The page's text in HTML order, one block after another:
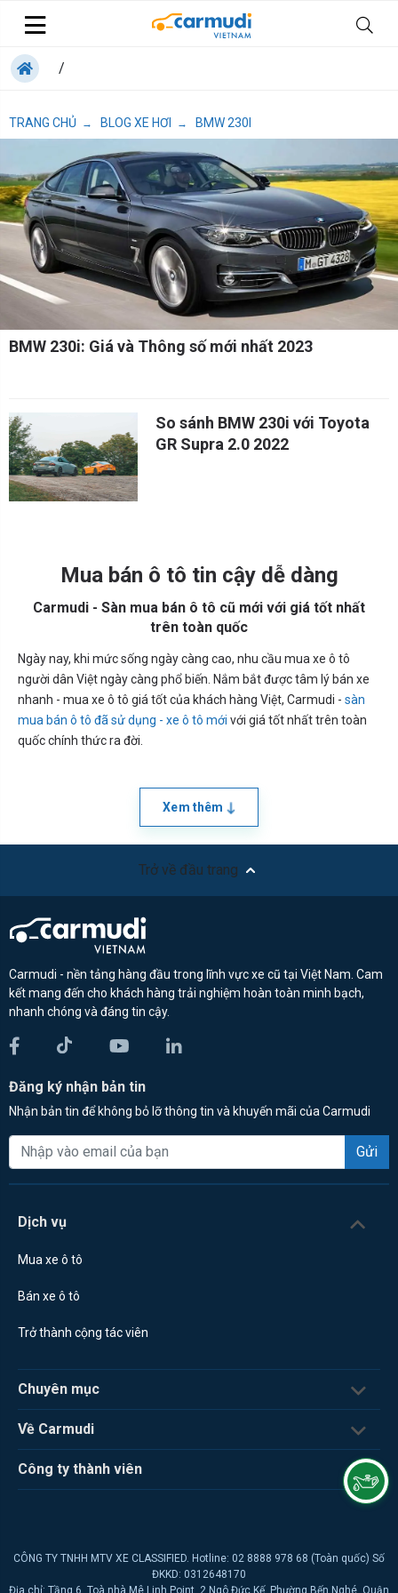
/
TRANG CHỦ → BLOG XE HƠI → BMW 230I
BMW 230i: Giá và Thông số mới nhất 2023
So sánh BMW 230i với Toyota
GR Supra 2.0 2022
Mua bán ô tô tin cậy dễ dàng
Carmudi - Sàn mua bán ô tô cũ mới với giá tốt nhất
trên toàn quốc
Ngày nay, khi mức sống ngày càng cao, nhu cầu mua xe ô tô
người dân Việt ngày càng phổ biến. Nắm bắt được tâm lý bán xe
nhanh - mua xe ô tô giá tốt của khách hàng Việt, Carmudi - sàn
mua bán ô tô đã sử dụng - xe ô tô mới với giá tốt nhất trên toàn
quốc chính thức ra đời.
Xem thêm
Trở về đầu trang
Carmudi - nền tảng hàng đầu trong lĩnh vực xe cũ tại Việt Nam. Cam
kết mang đến cho khách hàng trải nghiệm hoàn toàn minh bạch,
nhanh chóng và đáng tin cậy.
Đăng ký nhận bản tin
Nhận bản tin để không bỏ lỡ thông tin và khuyến mãi của Carmudi
Gửi
Dịch vụ
Mua xe ô tô
Bán xe ô tô
Trở thành cộng tác viên
Chuyên mục
Về Carmudi
Công ty thành viên
CÔNG TY TNHH MTV XE CLASSIFIED. Hotline: 02 8888 978 68 (Toàn quốc) Số
ĐKKD: 0312648170
Địa chỉ: Tầng 6, Toà nhà Mê Linh Point, 2 Ngô Đức Kế, Phường Bến Nghé, Quận